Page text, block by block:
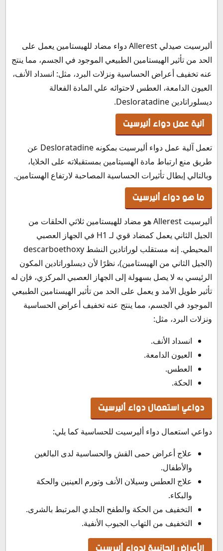
أليرسيت قبل ولا بعد الأكل
سعر أليرسيت في مصر
بديل أليرسيت
سعر أليرسيت في السعودية
سعر أليرسيت في الأردن
سعر أليرسيت في الإمارات
سعر أليرسيت في الكويت
سعر أليرسيت في لبنان
سعر أليرسيت في قطر
سعر أليرسيت في عمان
سعر أليرسيت في البحرين
طريقة حفظ وتخزين أليرسيت Allerest
أليرسيت صيدلي Allerest دواء مضاد للهيستامين يعمل على
الحد من تأثير الهيستامين الطبيعي الموجود في الجسم، مما ينتج
عنه تخفيف أعراض الحساسية ونزلات البرد، مثل: انسداد الأنف،
العيون الدامعة، العطس لاحتوائه علي المادة الفعالة
ديسلوراتادين Desloratadine.
آلية عمل دواء أليرسيت
تعمل آلية عمل دواء أليرسيت بمكونه Desloratadine عن
طريق منع ارتباط مادة الهسيتامين بمستقبلاته على الخلايا،
وبالتالي إبطال تأثيرات الحساسية المصاحبة لارتفاع الهستامين.
ما هو دواء أليرسيت
أليرسيت Allerest هو مضاد للهيستامين ثلاثي الحلقات من
الجيل الثاني يعمل كمضاد قوي لـ H1 في الجهاز العصبي
المحيطي. إنه مستقلب لوراتادين النشط descarboethoxy
(الجيل الثاني من الهيستامين)، نظرًا لأن ديسلوراتادين المكون
الرئيسي به لا يصل بسهولة إلى الجهاز العصبي المركزي، فإن له
تأثير طويل الأمد و يعمل على الحد من تأثير الهيستامين الطبيعي
الموجود في الجسم، مما ينتج عنه تخفيف أعراض الحساسية
ونزلات البرد، مثل:
انسداد الأنف.
العيون الدامعة.
العطس.
الحكة.
دواعي استعمال دواء أليرسيت
دواعي استعمال دواء أليرسيت للحساسية كما يلي:
علاج أعراض حمى القش والحساسية لدى البالغين
والأطفال.
علاج العطس وسيلان الأنف وتورم العينين والحكة
والبكاء.
التخفيف من الحكة والطفح الجلدي المرتبط بالشرى.
التخفيف من التهاب الجيوب الأنفية.